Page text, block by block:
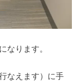
なります。
なえます）に手